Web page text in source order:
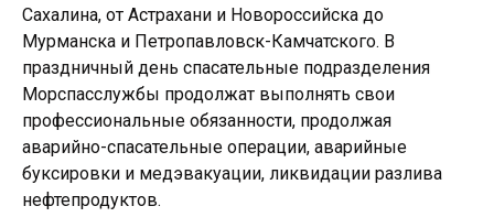
Сахалина, от Астрахани и Новороссийска до
Мурманска и Петропавловск-Камчатского. В
праздничный день спасательные подразделения
Морспасслужбы продолжат выполнять свои
профессиональные обязанности, продолжая
аварийно-спасательные операции, аварийные
буксировки и медэвакуации, ликвидации разлива
нефтепродуктов.